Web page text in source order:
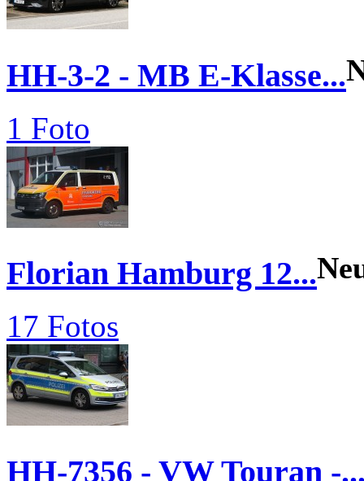
HH-3-2 - MB E-Klasse...
1 Foto
Florian Hamburg 12...
17 Fotos
HH-7356 - VW Touran -